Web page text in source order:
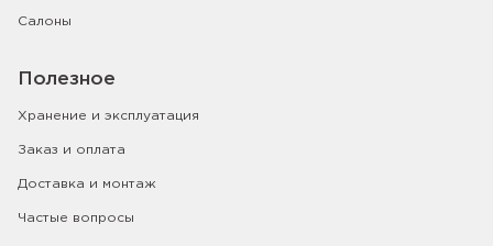
Салоны
Полезное
Хранение и эксплуатация
Заказ и оплата
Доставка и монтаж
Частые вопросы